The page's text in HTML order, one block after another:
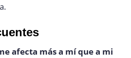
afecta más a mí que a mi